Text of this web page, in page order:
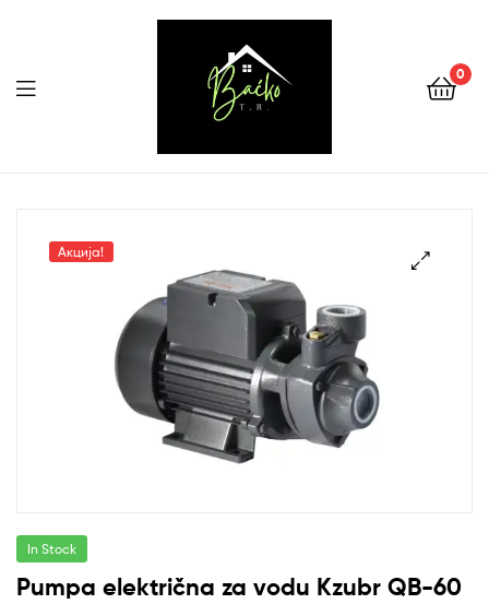
Sombor
0
Menu
Акција!
In Stock
Pumpa električna za vodu Kzubr QB-60